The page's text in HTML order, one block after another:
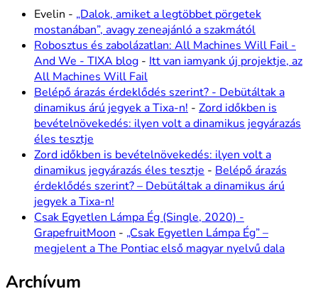
Evelin - „Dalok, amiket a legtöbbet pörgetek
mostanában”, avagy zeneajánló a szakmától
Robosztus és zabolázatlan: All Machines Will Fail -
And We - TIXA blog - Itt van iamyank új projektje, az
All Machines Will Fail
Belépő árazás érdeklődés szerint? - Debütáltak a
dinamikus árú jegyek a Tixa-n! - Zord időkben is
bevételnövekedés: ilyen volt a dinamikus jegyárazás
éles tesztje
Zord időkben is bevételnövekedés: ilyen volt a
dinamikus jegyárazás éles tesztje - Belépő árazás
érdeklődés szerint? – Debütáltak a dinamikus árú
jegyek a Tixa-n!
Csak Egyetlen Lámpa Ég (Single, 2020) -
GrapefruitMoon - „Csak Egyetlen Lámpa Ég” –
megjelent a The Pontiac első magyar nyelvű dala
Archívum